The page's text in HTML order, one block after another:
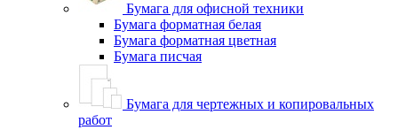
Бумага для офисной техники
Бумага форматная белая
Бумага форматная цветная
Бумага писчая
Бумага для чертежных и копировальных
работ